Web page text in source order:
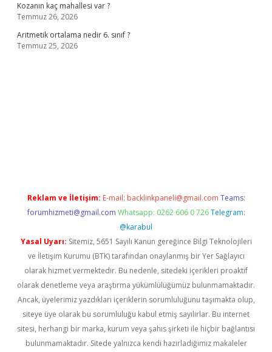
Kozanın kaç mahallesi var ?
Temmuz 26, 2026
Aritmetik ortalama nedir 6. sınıf ?
Temmuz 25, 2026
Reklam ve İletişim: E-mail: backlinkpaneli@gmail.com Teams:
forumhizmeti@gmail.com Whatsapp: 0262 606 0 726 Telegram:
@karabul
Yasal Uyarı: Sitemiz, 5651 Sayılı Kanun gereğince Bilgi Teknolojileri
ve İletişim Kurumu (BTK) tarafından onaylanmış bir Yer Sağlayıcı
olarak hizmet vermektedir. Bu nedenle, sitedeki içerikleri proaktif
olarak denetleme veya araştırma yükümlülüğümüz bulunmamaktadır.
Ancak, üyelerimiz yazdıkları içeriklerin sorumluluğunu taşımakta olup,
siteye üye olarak bu sorumluluğu kabul etmiş sayılırlar. Bu internet
sitesi, herhangi bir marka, kurum veya şahıs şirketi ile hiçbir bağlantısı
bulunmamaktadır. Sitede yalnızca kendi hazırladığımız makaleler